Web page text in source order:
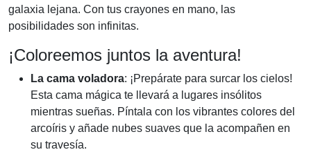
galaxia lejana. Con tus crayones en mano, las
posibilidades son infinitas.
¡Coloreemos juntos la aventura!
La cama voladora: ¡Prepárate para surcar los cielos!
Esta cama mágica te llevará a lugares insólitos
mientras sueñas. Píntala con los vibrantes colores del
arcoíris y añade nubes suaves que la acompañen en
su travesía.